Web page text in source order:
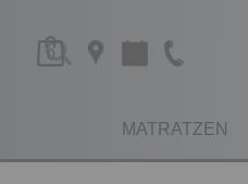
0
MATRATZEN